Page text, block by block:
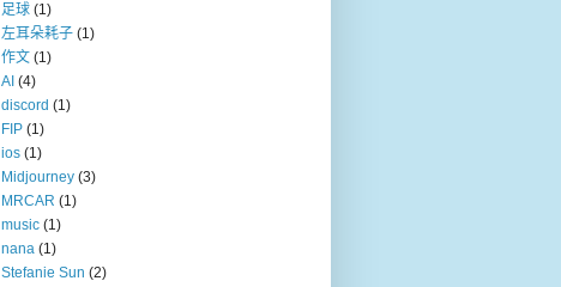
足球 (1)
左耳朵耗子 (1)
作文 (1)
AI (4)
discord (1)
FIP (1)
ios (1)
Midjourney (3)
MRCAR (1)
music (1)
nana (1)
Stefanie Sun (2)